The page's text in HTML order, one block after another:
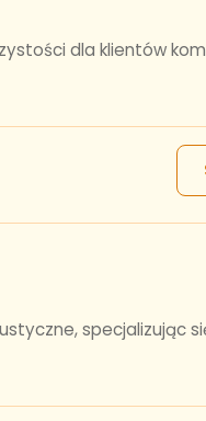
dla klientów
specjalizując